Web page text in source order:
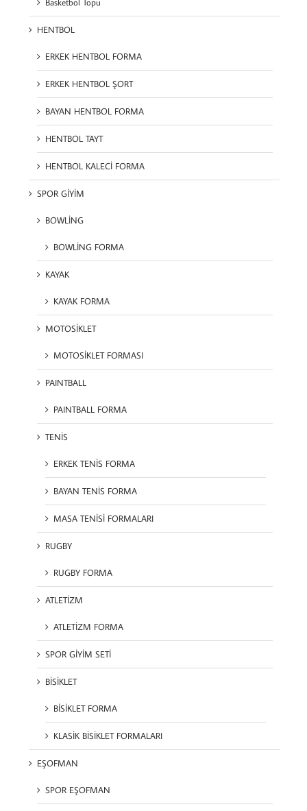
HENTBOL
ERKEK HENTBOL FORMA
ERKEK HENTBOL ŞORT
BAYAN HENTBOL FORMA
HENTBOL TAYT
HENTBOL KALECİ FORMA
SPOR GİYİM
BOWLİNG
BOWLİNG FORMA
KAYAK
KAYAK FORMA
MOTOSİKLET
MOTOSİKLET FORMASI
PAINTBALL
PAINTBALL FORMA
TENİS
ERKEK TENİS FORMA
BAYAN TENİS FORMA
MASA TENİSİ FORMALARI
RUGBY
RUGBY FORMA
ATLETİZM
ATLETİZM FORMA
SPOR GİYİM SETİ
BİSİKLET
BİSİKLET FORMA
KLASİK BİSİKLET FORMALARI
EŞOFMAN
SPOR EŞOFMAN